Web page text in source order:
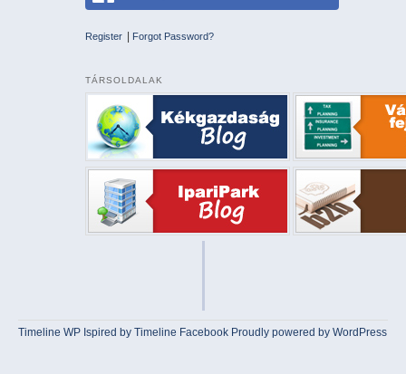
Register | Forgot Password?
TÁRSOLDALAK
Timeline WP Ispired byTimeline Facebook Proudly powered by WordPress